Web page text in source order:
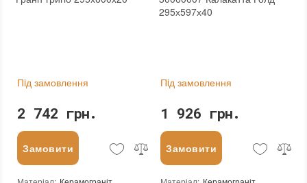
Пiд замовлення
2 742 грн.
Замовити
295х597х40
Пiд замовлення
1 926 грн.
Замовити